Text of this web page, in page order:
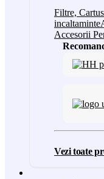
Filtre,
incaltaminte
Accesorii
Vezi toate